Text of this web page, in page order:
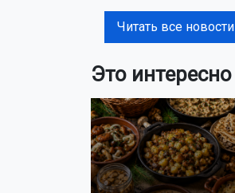
Читать все новости
Это интересно